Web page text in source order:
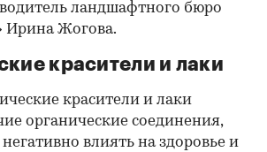
ландшафтного бюро
Ирина Жогова.
красители и лаки
красители и лаки
органические соединения,
влиять на здоровье и